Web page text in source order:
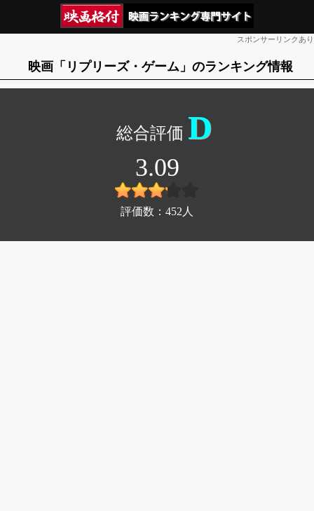
スポンサーリンクあり
映画「リプリーズ・ゲーム」のランキング情報
D
3.09
評価数： 452 人